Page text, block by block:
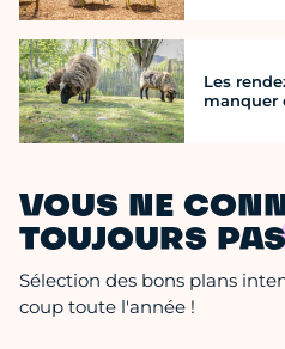
Les
manquer
VOUS NE
TOUJOURS
Sélection des bons plans
coup toute l'année !